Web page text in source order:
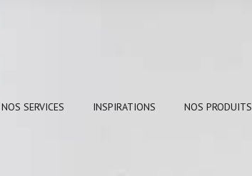
NOS SERVICES INSPIRATIONS NOS PRODUITS